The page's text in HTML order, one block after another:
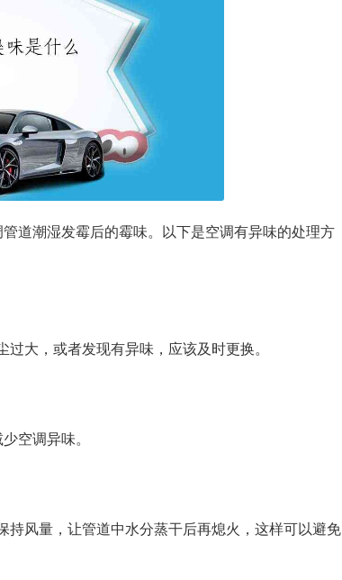
道潮湿发霉后的霉味。以下是空调有异味的处理方
大，或者发现有异味，应该及时更换。
空调异味。
风量，让管道中水分蒸干后再熄火，这样可以避免